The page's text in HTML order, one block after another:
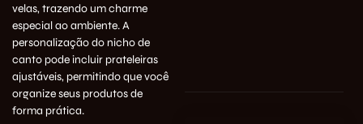
velas, trazendo um charme
especial ao ambiente. A
personalização do nicho de
canto pode incluir prateleiras
ajustáveis, permitindo que você
organize seus produtos de
forma prática.